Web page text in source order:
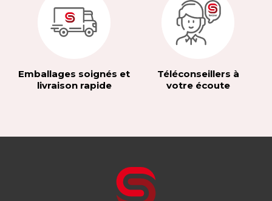
Emballages soignés et
livraison rapide
Téléconseillers à
votre écoute